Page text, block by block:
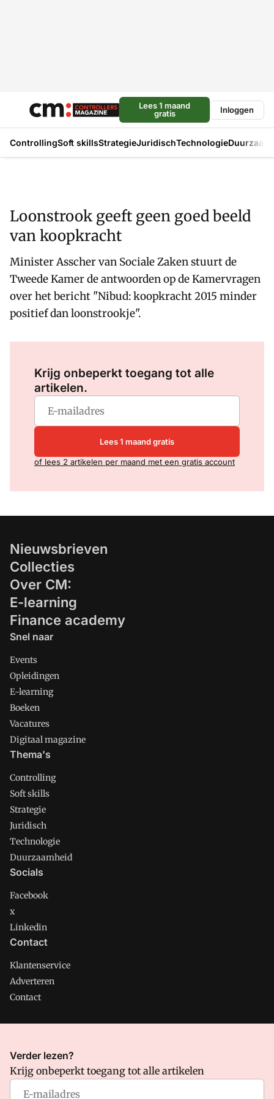
Lees 1 maand
gratis
Inloggen
ControllingSoft skillsStrategieJuridischTechnologie
Loonstrook geeft geen goed beeld
van koopkracht
Minister Asscher van Sociale Zaken stuurt de
Tweede Kamer de antwoorden op de Kamervragen
over het bericht "Nibud: koopkracht 2015 minder
positief dan loonstrookje".
Krijg onbeperkt toegang tot alle
artikelen.
Lees 1 maand gratis
of lees 2 artikelen per maand met een gratis account
Nieuwsbrieven
Collecties
Over CM:
E-learning
Finance academy
Snel naar
Events
Opleidingen
E-learning
Boeken
Vacatures
Digitaal magazine
Thema's
Controlling
Soft skills
Strategie
Juridisch
Technologie
Duurzaamheid
Socials
Facebook
x
Linkedin
Contact
Klantenservice
Adverteren
Contact
CMweb is onderdeel van VMN media. Lees in
waar VMN media voor staat. Op gebruik van deze site zijn de
volgende regelingen van toepassing:Algemene Voorwaarden
Privacy en Cookie beleid
Verder lezen?
Krijg onbeperkt toegang tot alle artikelen